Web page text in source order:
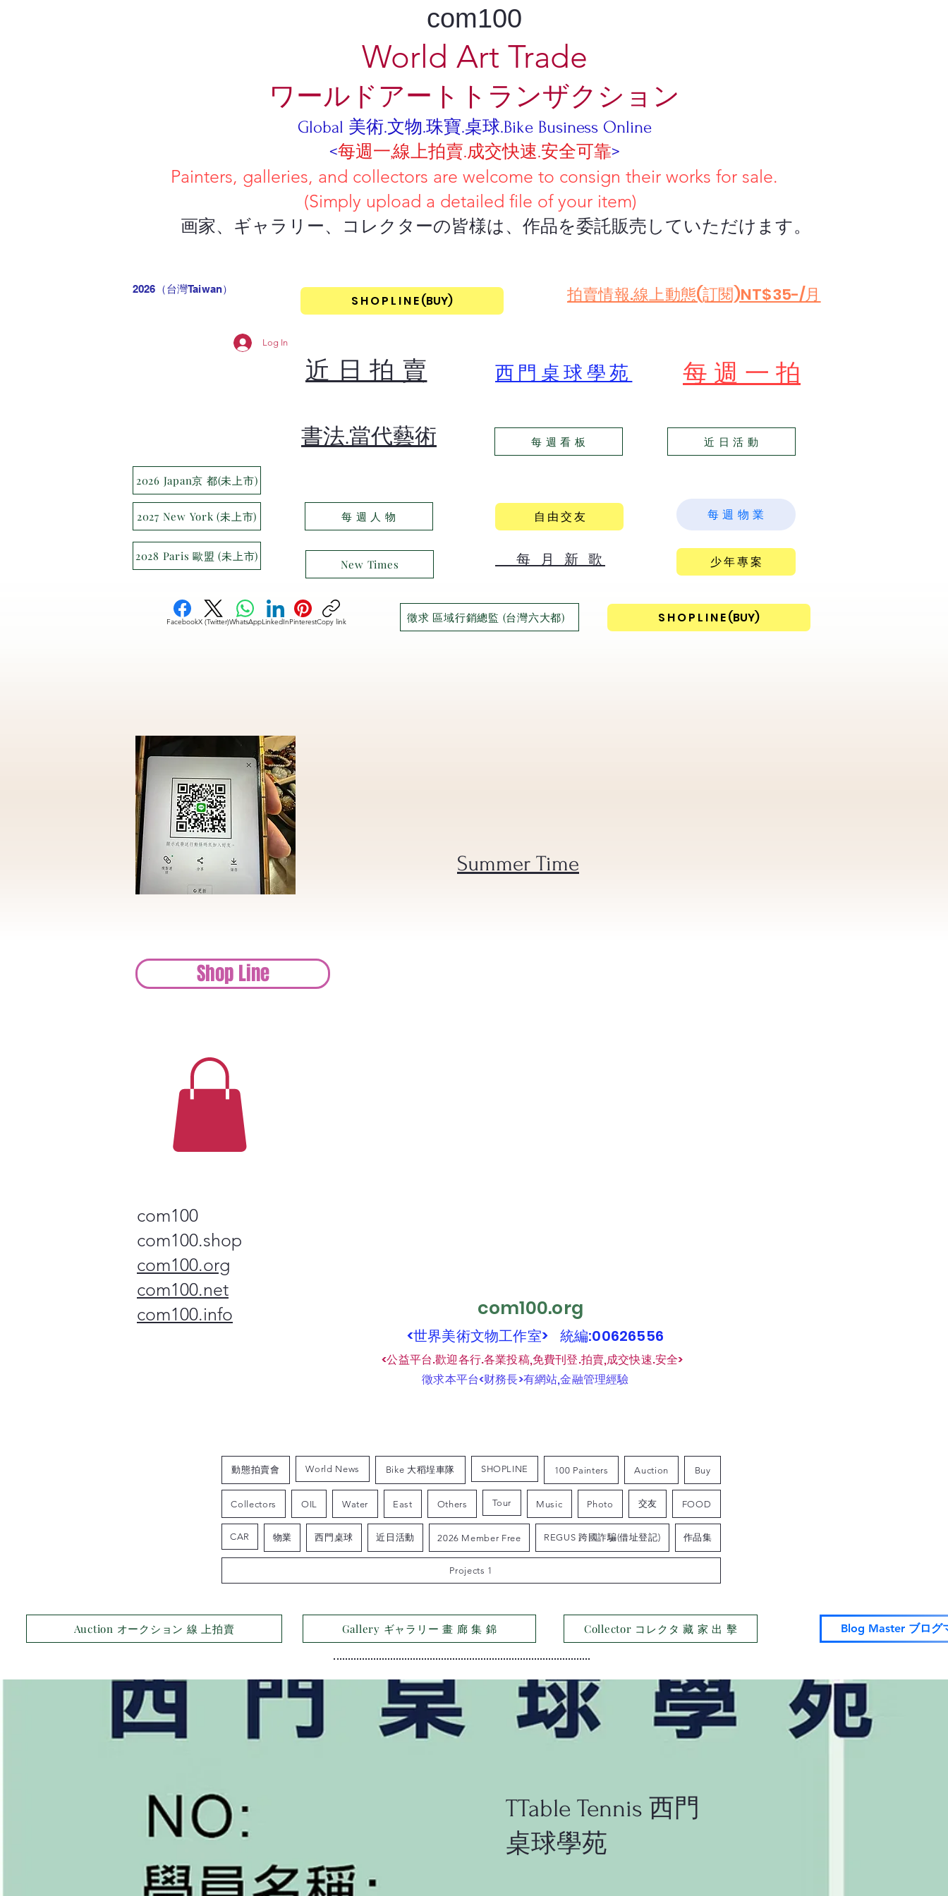
com100
World Art Trade
ワールドアートトランザクション
Global 美術.文物.珠寶.桌球.Bike Business Online
<每週一,線上拍賣.成交快速.安全可靠>
Painters, galleries, and collectors are welcome to consign their works for sale.
(Simply upload a detailed file of your item)
画家、ギャラリー、コレクターの皆様は、作品を委託販売していただけます。
2026（台灣Taiwan）
S H O P L I N E (BUY) ​拍賣情報.線上動態(訂閱)NT$35-/月
Log In
​近 日 拍 賣 ​西門桌球學苑 ​每 週 一 拍
每 週 看 板 近 日 活 動
2026 Japan京 都(未上市)
2027 New York (未上市)
2028 Paris 歐盟 (未上市)
每 週 人 物
New Times
自 由 交 友
​ 每 月 新 歌
每 週 物 業
少 年 專 案
FacebookX (Twitter)WhatsAppLinkedInPinterestCopy link 徵求 區域行銷總監 (台灣六大都) S H O P L I N E (BUY)
Summer Time
Shop Line
com100
com100.shop
com100.org
com100.net
com100.info
com100.org
<世界美術文物工作室> 統編:00626556
<公益平台.歡迎各行.各業投稿,免費刊登.拍賣,成交快速.安全>
​徵求本平台<财務長>有網站,金融管理經驗
​書法.當代藝術
動態拍賣會 World News Bike 大稻埕車隊 SHOPLINE 100 Painters Auction Buy
Collectors OIL Water East Others Tour Music Photo 交友 FOOD
CAR 物業 西門桌球 近日活動 2026 Member Free REGUS 跨國詐騙(借址登記) 作品集
Projects 1
Auction オークション 線 上拍賣 Gallery ギャラリー 畫 廊 集 錦 Collector コレクタ 藏 家 出 擊 Blog Master ブログ
TTable Tennis 西門
桌球學苑